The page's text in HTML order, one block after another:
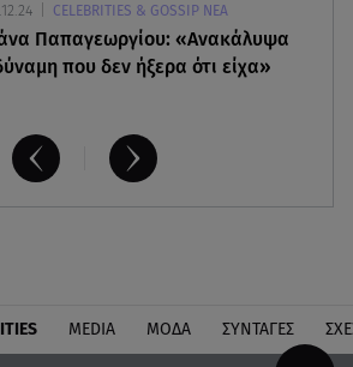
CELEBRITIES & GOSSIP ΝΕΑ
Παπαγεωργίου: «Ανακάλυψα
που δεν ήξερα ότι είχα»
MEDIA ΜΟΔΑ ΣΥΝΤΑΓΕΣ